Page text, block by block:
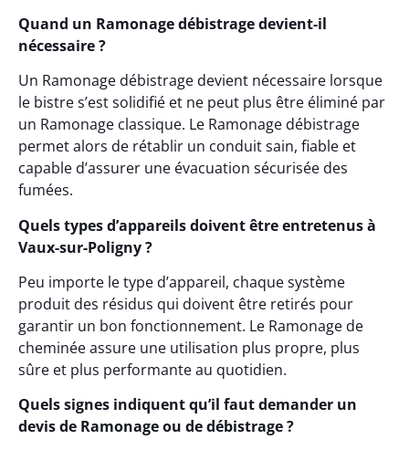
Quand un Ramonage débistrage devient-il
nécessaire ?
Un Ramonage débistrage devient nécessaire lorsque
le bistre s’est solidifié et ne peut plus être éliminé par
un Ramonage classique. Le Ramonage débistrage
permet alors de rétablir un conduit sain, fiable et
capable d’assurer une évacuation sécurisée des
fumées.
Quels types d’appareils doivent être entretenus à
Vaux-sur-Poligny ?
Peu importe le type d’appareil, chaque système
produit des résidus qui doivent être retirés pour
garantir un bon fonctionnement. Le Ramonage de
cheminée assure une utilisation plus propre, plus
sûre et plus performante au quotidien.
Quels signes indiquent qu’il faut demander un
devis de Ramonage ou de débistrage ?